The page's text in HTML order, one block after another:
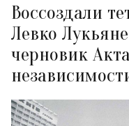
Воссоздали
Левко
черновик